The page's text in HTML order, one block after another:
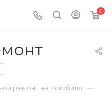
0
ремонт автомобиля —